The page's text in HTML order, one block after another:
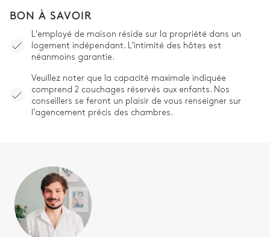
BON À SAVOIR
L'employé de maison réside sur la propriété dans un
logement indépendant. L'intimité des hôtes est
néanmoins garantie.
Veuillez noter que la capacité maximale indiquée
comprend 2 couchages réservés aux enfants. Nos
conseillers se feront un plaisir de vous renseigner sur
l’agencement précis des chambres.